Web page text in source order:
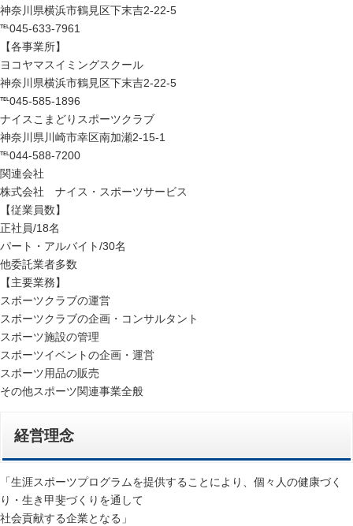
神奈川県横浜市鶴見区下末吉2-22-5
℡045-633-7961
【各事業所】
ヨコヤマスイミングスクール
神奈川県横浜市鶴見区下末吉2-22-5
℡045-585-1896
ナイスこまどりスポーツクラブ
神奈川県川崎市幸区南加瀬2-15-1
℡044-588-7200
関連会社
株式会社 ナイス・スポーツサービス
【従業員数】
正社員/18名
パート・アルバイト/30名
他委託業者多数
【主要業務】
スポーツクラブの運営
スポーツクラブの企画・コンサルタント
スポーツ施設の管理
スポーツイベントの企画・運営
スポーツ用品の販売
その他スポーツ関連事業全般
経営理念
「生涯スポーツプログラムを提供することにより、個々人の健康づく
り・生き甲斐づくりを通して
社会貢献する企業となる」